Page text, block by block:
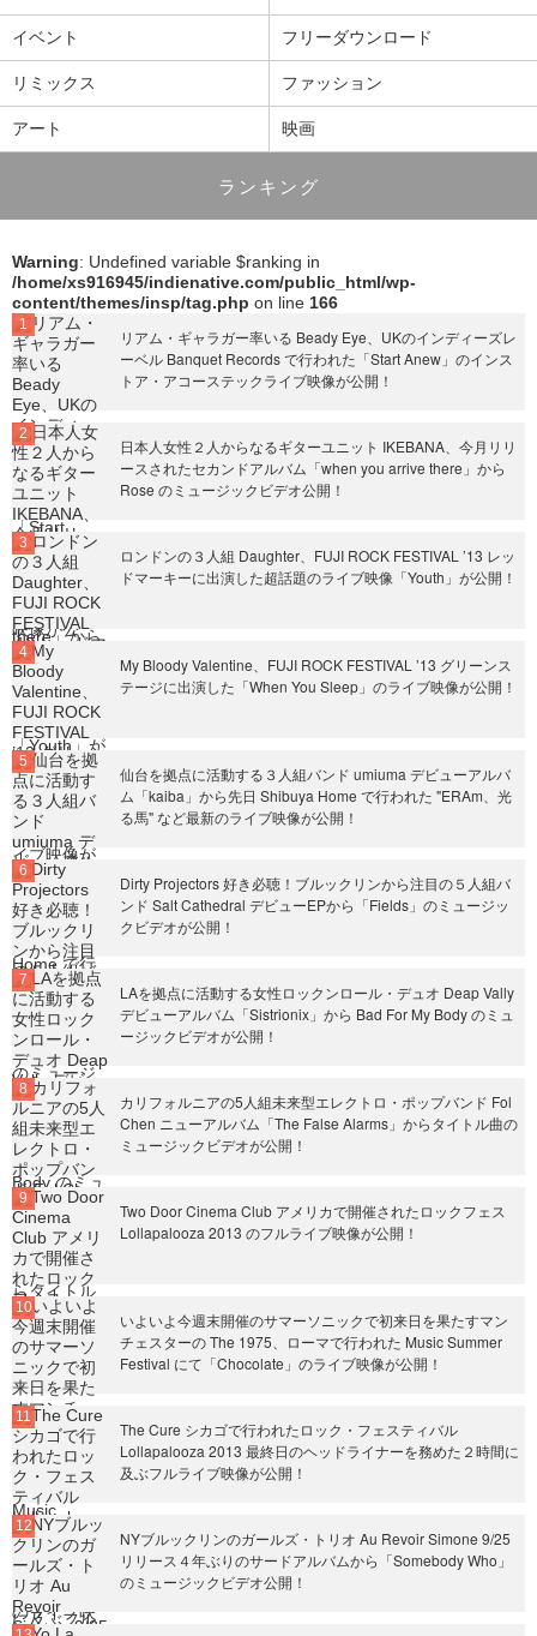
イベント フリーダウンロード
リミックス ファッション
アート 映画
ランキング
Warning: Undefined variable $ranking in
/home/xs916945/indienative.com/public_html/wp-
content/themes/insp/tag.php on line 166
リアム・ギャラガー率いる Beady Eye、UKのインディーズレ
ーベル Banquet Records で行われた「Start Anew」のインス
トア・アコーステックライブ映像が公開！
日本人女性２人からなるギターユニット IKEBANA、今月リリ
ースされたセカンドアルバム「when you arrive there」から
Rose のミュージックビデオ公開！
ロンドンの３人組 Daughter、FUJI ROCK FESTIVAL ’13 レッ
ドマーキーに出演した超話題のライブ映像「Youth」が公開！
My Bloody Valentine、FUJI ROCK FESTIVAL ’13 グリーンス
テージに出演した「When You Sleep」のライブ映像が公開！
仙台を拠点に活動する３人組バンド umiuma デビューアルバ
ム「kaiba」から先日 Shibuya Home で行われた "ERAm、光
る馬" など最新のライブ映像が公開！
Dirty Projectors 好き必聴！ブルックリンから注目の５人組バ
ンド Salt Cathedral デビューEPから「Fields」のミュージッ
クビデオが公開！
LAを拠点に活動する女性ロックンロール・デュオ Deap Vally
デビューアルバム「Sistrionix」から Bad For My Body のミュ
ージックビデオが公開！
カリフォルニアの5人組未来型エレクトロ・ポップバンド Fol
Chen ニューアルバム「The False Alarms」からタイトル曲の
ミュージックビデオが公開！
Two Door Cinema Club アメリカで開催されたロックフェス
Lollapalooza 2013 のフルライブ映像が公開！
いよいよ今週末開催のサマーソニックで初来日を果たすマン
チェスターの The 1975、ローマで行われた Music Summer
Festival にて「Chocolate」のライブ映像が公開！
The Cure シカゴで行われたロック・フェスティバル
Lollapalooza 2013 最終日のヘッドライナーを務めた２時間に
及ぶフルライブ映像が公開！
NYブルックリンのガールズ・トリオ Au Revoir Simone 9/25
リリース４年ぶりのサードアルバムから「Somebody Who」
のミュージックビデオ公開！